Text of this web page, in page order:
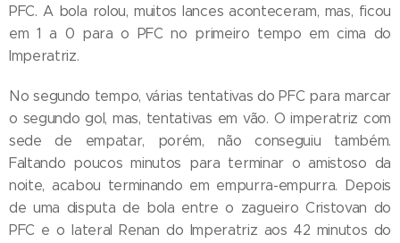
PFC. A bola rolou, muitos lances aconteceram, mas, ficou
em 1 a 0 para o PFC no primeiro tempo em cima do
Imperatriz.
No segundo tempo, várias tentativas do PFC para marcar
o segundo gol, mas, tentativas em vão. O imperatriz com
sede de empatar, porém, não conseguiu também.
Faltando poucos minutos para terminar o amistoso da
noite, acabou terminando em empurra-empurra. Depois
de uma disputa de bola entre o zagueiro Cristovan do
PFC e o lateral Renan do Imperatriz aos 42 minutos do